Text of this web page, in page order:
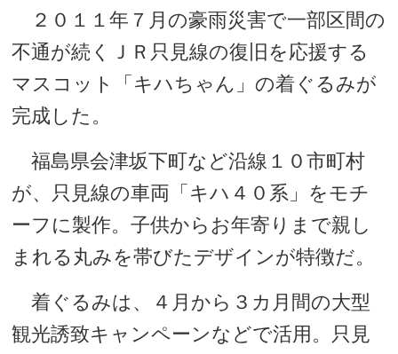
２０１１年７月の豪雨災害で一部区間の
不通が続くＪＲ只見線の復旧を応援する
マスコット「キハちゃん」の着ぐるみが
完成した。
福島県会津坂下町など沿線１０市町村
が、只見線の車両「キハ４０系」をモチ
ーフに製作。子供からお年寄りまで親し
まれる丸みを帯びたデザインが特徴だ。
着ぐるみは、４月から３カ月間の大型
観光誘致キャンペーンなどで活用。只見